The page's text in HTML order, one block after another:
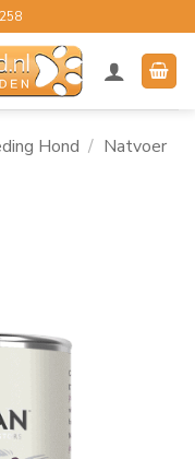
Hond / Natvoer